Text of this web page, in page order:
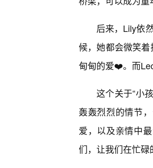
后来，Lily依
候，她都会微笑
甸甸的爱❤️。而
这个关于“小
轰轰烈烈的情节
爱，以及亲情中
们，让我们在忙碌